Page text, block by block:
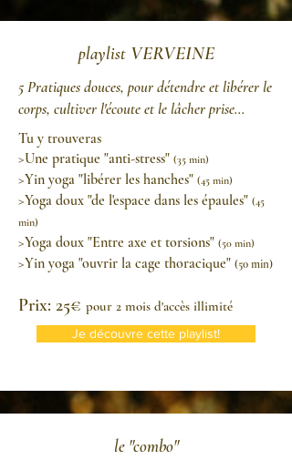
playlistVERVEINE
5 Pratiques douces, pour détendre et libérer le
corps, cultiver l'écoute et le lâcher prise...
Tu y trouveras
>Une pratique "anti-stress" (35 min)
>Yin yoga "libérer les hanches" (45 min)
>Yoga doux "de l'espace dans les épaules" (45
min)
>Yoga doux "Entre axe et torsions" (50 min)
>Yin yoga "ouvrir la cage thoracique" (50 min)
Prix: 25€ pour 2 mois d'accès illimité
Je découvre cette playlist!
le "combo"